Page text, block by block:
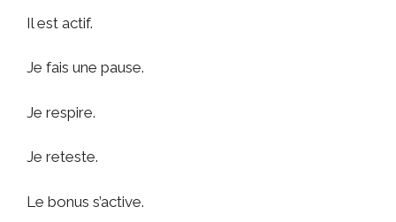
Il est actif.
Je fais une pause.
Je respire.
Je reteste.
Le bonus s’active.